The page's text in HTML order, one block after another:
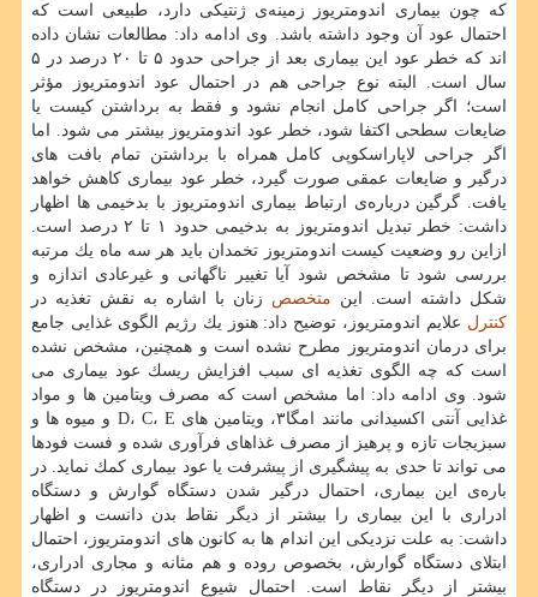
كه چون بیماری اندومتریوز زمینه‌ی ژنتیكی دارد، طبیعی است كه
احتمال عود آن وجود داشته باشد. وی ادامه داد: مطالعات نشان داده
اند كه خطر عود این بیماری بعد از جراحی حدود ۵ تا ۲۰ درصد در ۵
سال است. البته نوع جراحی هم در احتمال عود اندومتریوز مؤثر
است؛ اگر جراحی كامل انجام نشود و فقط به برداشتن كیست یا
ضایعات سطحی اكتفا شود، خطر عود اندومتریوز بیشتر می شود. اما
اگر جراحی لاپاراسكوپی كامل همراه با برداشتن تمام بافت های
درگیر و ضایعات عمقی صورت گیرد، خطر عود بیماری كاهش خواهد
یافت. گرگین درباره‌ی ارتباط بیماری اندومتریوز با بدخیمی ها اظهار
داشت: خطر تبدیل اندومتریوز به بدخیمی حدود ۱ تا ۲ درصد است.
ازاین رو وضعیت كیست اندومتریوز تخمدان باید هر سه ماه یك مرتبه
بررسی شود تا مشخص شود آیا تغییر ناگهانی و غیرعادی اندازه و
شكل داشته است. این متخصص زنان با اشاره به نقش تغذیه در
كنترل علایم اندومتریوز، توضیح داد: هنوز یك رژیم الگوی غذایی جامع
برای درمان اندومتریوز مطرح نشده است و همچنین، مشخص نشده
است كه چه الگوی تغذیه ای سبب افزایش ریسك عود بیماری می
شود. وی ادامه داد: اما مشخص است كه مصرف ویتامین ها و مواد
غذایی آنتی اكسیدانی مانند امگا۳، ویتامین های D، C، E و میوه ها و
سبزیجات تازه و پرهیز از مصرف غذاهای فرآوری شده و فست فودها
می تواند تا حدی به پیشگیری از پیشرفت یا عود بیماری كمك نماید. در
باره‌ی این بیماری، احتمال درگیر شدن دستگاه گوارش و دستگاه
ادراری با این بیماری را بیشتر از دیگر نقاط بدن دانست و اظهار
داشت: به علت نزدیكی این اندام ها به كانون های اندومتریوز، احتمال
ابتلای دستگاه گوارش، بخصوص روده و هم مثانه و مجاری ادراری،
بیشتر از دیگر نقاط است. احتمال شیوع اندومتریوز در دستگاه